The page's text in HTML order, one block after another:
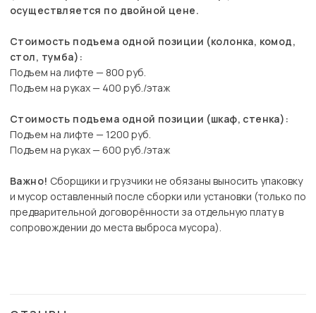
осуществляется по двойной цене.
Стоимость подъема одной позиции (колонка, комод,
стол, тумба):
Подъем на лифте — 800 руб.
Подъем на руках — 400 руб./этаж
Стоимость подъема одной позиции (шкаф, стенка):
Подъем на лифте — 1200 руб.
Подъем на руках — 600 руб./этаж
Важно! Сборщики и грузчики не обязаны выносить упаковку
и мусор оставленный после сборки или установки (только по
предварительной договорённости за отдельную плату в
сопровождении до места выброса мусора).